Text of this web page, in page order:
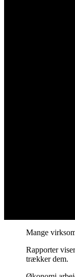
Mange
Rapporter
trækker dem.